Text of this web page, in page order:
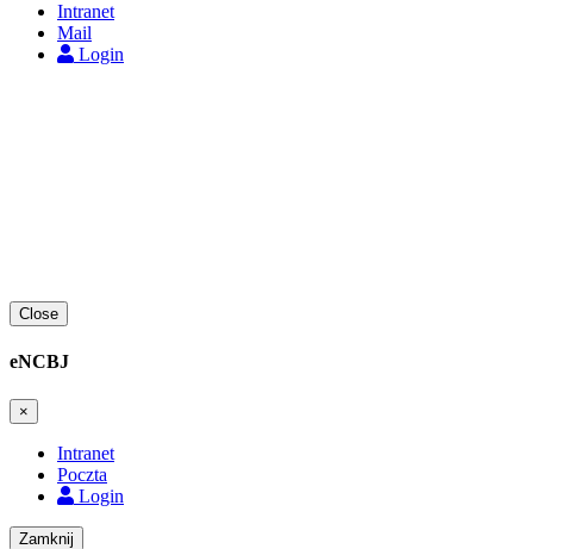
Intranet
Mail
Login
Close
eNCBJ
×
Intranet
Poczta
Login
Zamknij